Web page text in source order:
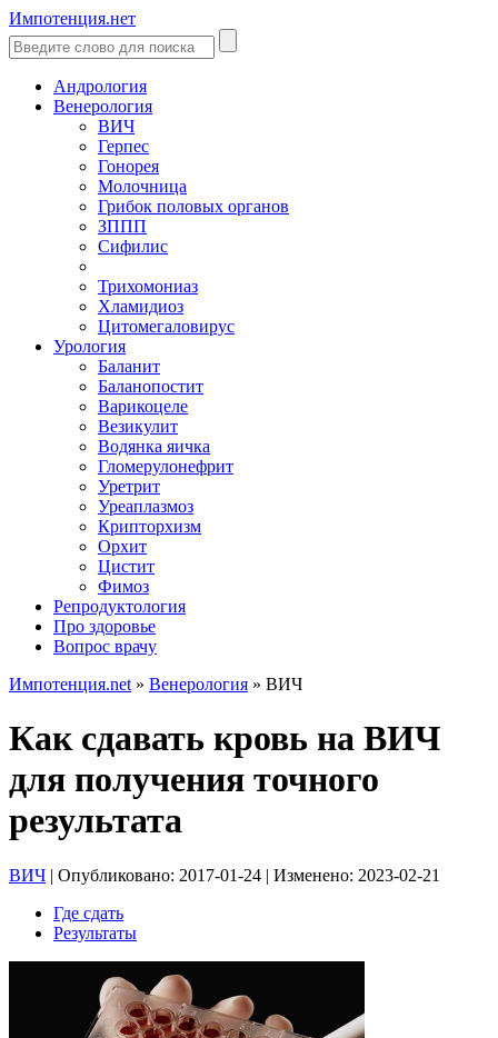
Импотенция.нет
Андрология
Венерология
ВИЧ
Герпес
Гонорея
Молочница
Грибок половых органов
ЗППП
Сифилис
Трихомониаз
Хламидиоз
Цитомегаловирус
Урология
Баланит
Баланопостит
Варикоцеле
Везикулит
Водянка яичка
Гломерулонефрит
Уретрит
Уреаплазмоз
Крипторхизм
Орхит
Цистит
Фимоз
Репродуктология
Про здоровье
Вопрос врачу
Импотенция.net » Венерология » ВИЧ
Как сдавать кровь на ВИЧ
для получения точного
результата
ВИЧ | Опубликовано: 2017-01-24 | Изменено: 2023-02-21
Где сдать
Результаты